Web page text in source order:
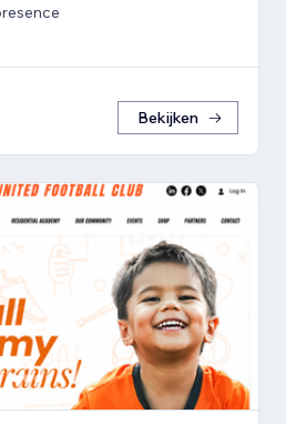
Bekijken